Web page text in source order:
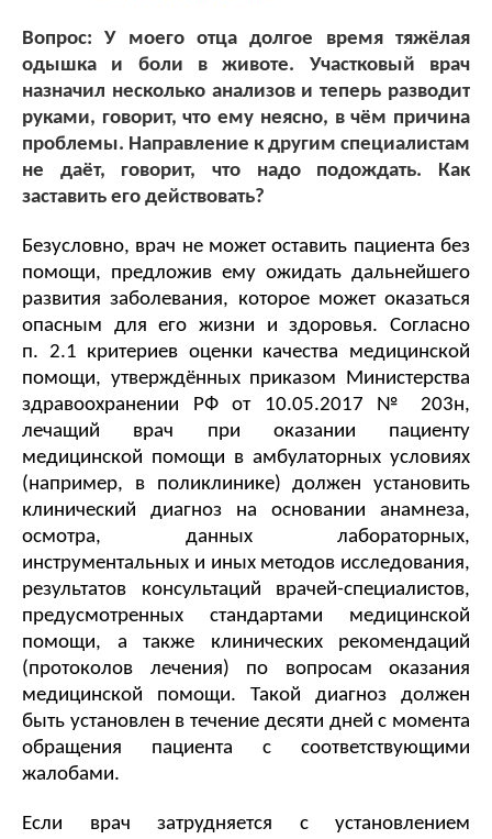
Вопрос: У моего отца долгое время тяжёлая
одышка и боли в животе. Участковый врач
назначил несколько анализов и теперь разводит
руками, говорит, что ему неясно, в чём причина
проблемы. Направление к другим специалистам
не даёт, говорит, что надо подождать. Как
заставить его действовать?
Безусловно, врач не может оставить пациента без
помощи, предложив ему ожидать дальнейшего
развития заболевания, которое может оказаться
опасным для его жизни и здоровья. Согласно
п. 2.1 критериев оценки качества медицинской
помощи, утверждённых приказом Министерства
здравоохранении РФ от 10.05.2017 № 203н,
лечащий врач при оказании пациенту
медицинской помощи в амбулаторных условиях
(например, в поликлинике) должен установить
клинический диагноз на основании анамнеза,
осмотра, данных лабораторных,
инструментальных и иных методов исследования,
результатов консультаций врачей-специалистов,
предусмотренных стандартами медицинской
помощи, а также клинических рекомендаций
(протоколов лечения) по вопросам оказания
медицинской помощи. Такой диагноз должен
быть установлен в течение десяти дней с момента
обращения пациента с соответствующими
жалобами.
Если врач затрудняется с установлением